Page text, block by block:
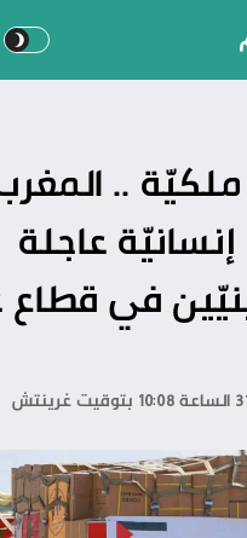
ملكيّة ..
عاجلة
في قطاع